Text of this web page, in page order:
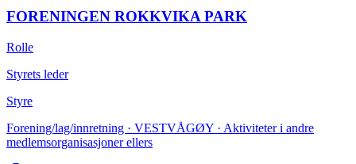
FORENINGEN ROKKVIKA PARK
Rolle
Styrets leder
Styre
Forening/lag/innretning · VESTVÅGØY · Aktiviteter i andre
medlemsorganisasjoner ellers